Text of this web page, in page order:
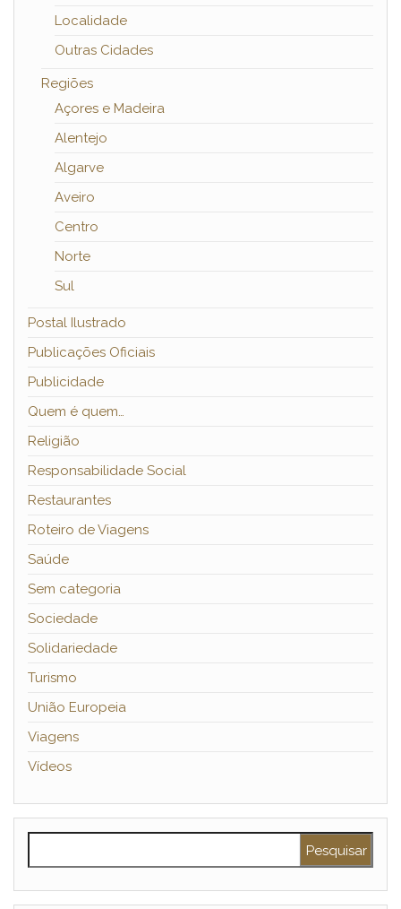
Localidade
Outras Cidades
Regiões
Açores e Madeira
Alentejo
Algarve
Aveiro
Centro
Norte
Sul
Postal Ilustrado
Publicações Oficiais
Publicidade
Quem é quem…
Religião
Responsabilidade Social
Restaurantes
Roteiro de Viagens
Saúde
Sem categoria
Sociedade
Solidariedade
Turismo
União Europeia
Viagens
Vídeos